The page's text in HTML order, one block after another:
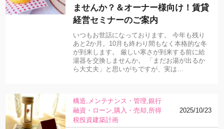
ませんか？＆オーナー様向け！賃貸
経営セミナーのご案内
いつもお世話になっております。 今年も残り
あと2か月。10月も終わり間もなく本格的な冬
が到来します。 厳しい寒さが到来する前に給
湯器を交換しませんか。 「まだお湯が出るか
ら大丈夫」と思いがちですが、実は…
構造 メンテナンス・管理 銀行
融資・ローン 購入・売却 所得
税投資建築計画
2025/10/23